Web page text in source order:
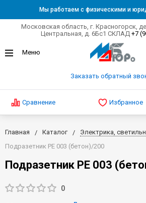
Мы работаем с физическими и
Московская область, г. Красногорск,
Центральная, д. 6Бс1 СКЛАД +7
Заказать обратный
Сравнение Избранное
Главная Каталог
Электрика,
Подразетник РЕ 003 (бетон)/200
Подразетник РЕ 003
0